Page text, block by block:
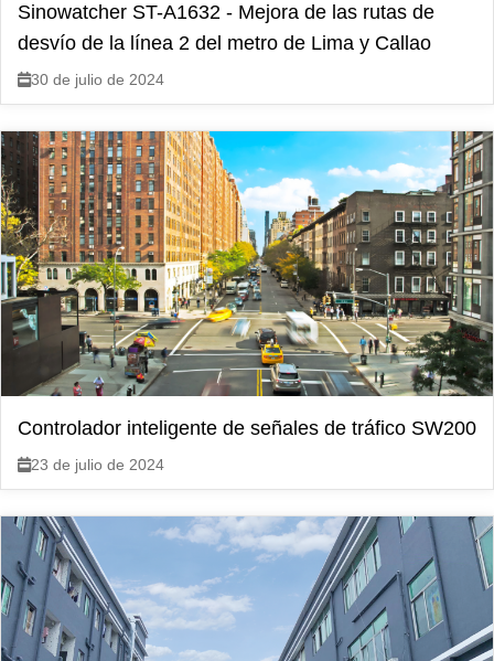
Sinowatcher ST-A1632 - Mejora de las rutas de
desvío de la línea 2 del metro de Lima y Callao
30 de julio de 2024
Controlador inteligente de señales de tráfico SW200
23 de julio de 2024